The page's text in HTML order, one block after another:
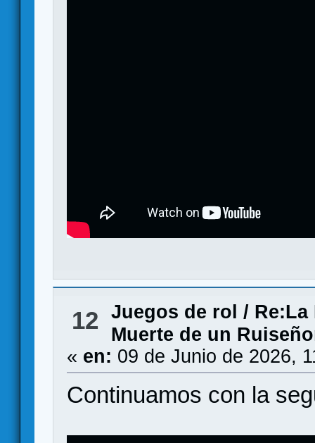
12 Juegos de rol / Re:La
Muerte de un
« en: 09 de Junio de 2026,
Continuamos con la